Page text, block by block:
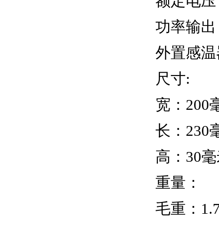
功率输
外置感
尺寸:
宽：200
长：230
高：30
重量：
毛重：